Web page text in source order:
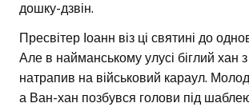
дошку-дзвін.
Пресвітер Іоанн віз ці святині до
Але в найманському улусі біглий хан
натрапив на військовий караул.
а Ван-хан позбувся голови під